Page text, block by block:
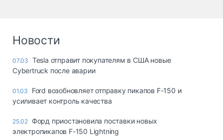
опасные грузы
страхование
Склады и
грузовые
Новости
07.03 Tesla отправит покупателям в США новые
Cybertruck после аварии
01.03
Ford возобновляет отправку пикапов F-150 и
усиливает контроль качества
25.02 Форд приостановила поставки новых
электропикапов F-150 Lightning